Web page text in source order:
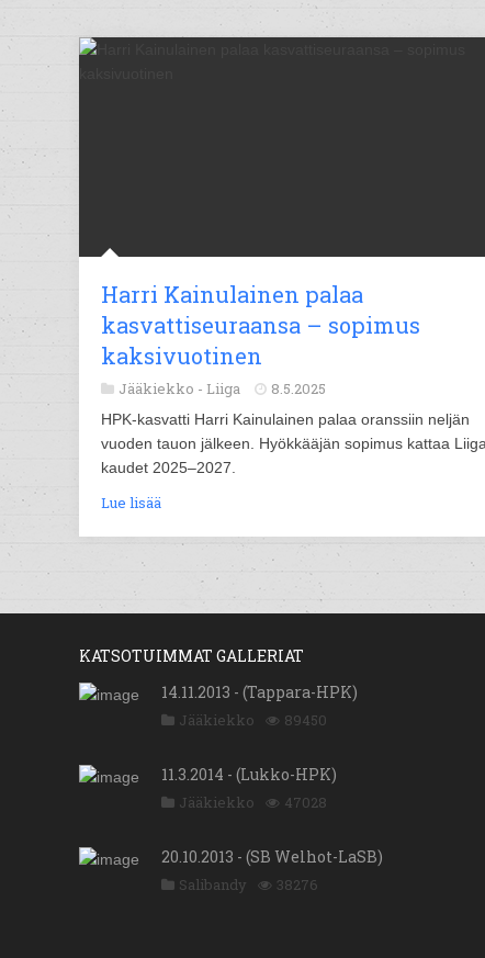
Harri Kainulainen palaa
kasvattiseuraansa – sopimus
kaksivuotinen
Jääkiekko - Liiga 8.5.2025
HPK-kasvatti Harri Kainulainen palaa oranssiin neljän
vuoden tauon jälkeen. Hyökkääjän sopimus kattaa
kaudet 2025–2027.
Lue lisää
KATSOTUIMMAT GALLERIAT
14.11.2013 - (Tappara-HPK)
Jääkiekko 89450
11.3.2014 - (Lukko-HPK)
Jääkiekko 47028
20.10.2013 - (SB Welhot-LaSB)
Salibandy 38276